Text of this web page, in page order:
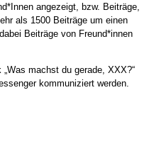
angezeigt, bzw. Beiträge,
als 1500 Beiträge um einen
Beiträge von Freund*innen
machst du gerade, XXX?“
kommuniziert werden.